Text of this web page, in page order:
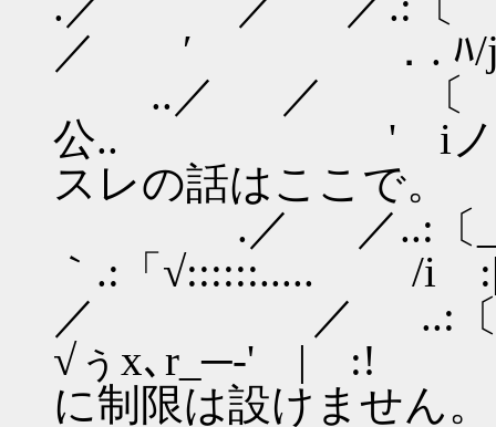
／ ′ ．. ﾊ/j
..／ ／
公.. ' i
スレの話はここで。
.／ ／..:〔
｀.:「√::::::..... /i
／ ／ ..:
√ぅx､r_─-'
に制限は設けません。